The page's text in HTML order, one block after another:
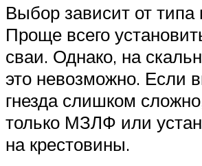
Выбор зависит от типа
Проще всего
сваи. Однако, на
это невозможно. Если
гнезда слишком
только МЗЛФ или
на крестовины.